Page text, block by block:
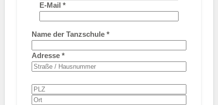
E-Mail *
Name der Tanzschule *
Adresse *